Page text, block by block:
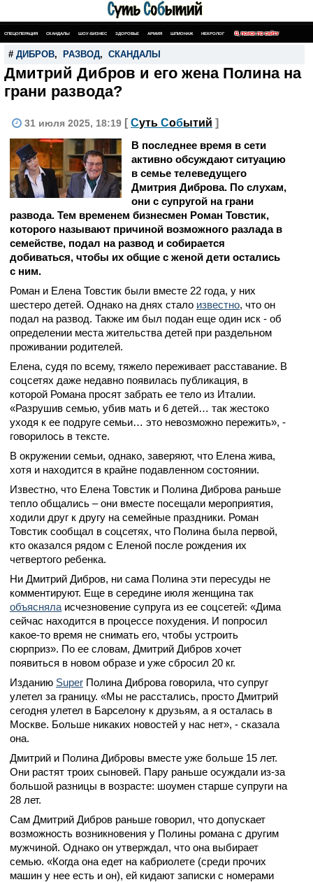
СПЕЦОПЕРАЦИЯ СКАНДАЛЫ ШОУ-БИЗНЕС ЗДОРОВЬЕ АРМИЯ ШПИОНАЖ НЕКРОЛОГ ПОИСК ПО САЙТУ
# ДИБРОВ, РАЗВОД, СКАНДАЛЫ
Дмитрий Дибров и его жена Полина на
грани развода?
31 июля 2025, 18:19 [ Суть Событий ]
В последнее время в сети
активно обсуждают ситуацию
в семье телеведущего
Дмитрия Диброва. По слухам,
они с супругой на грани
развода. Тем временем бизнесмен Роман Товстик,
которого называют причиной возможного разлада в
семействе, подал на развод и собирается
добиваться, чтобы их общие с женой дети остались
с ним.
Роман и Елена Товстик были вместе 22 года, у них
шестеро детей. Однако на днях стало известно, что он
подал на развод. Также им был подан еще один иск - об
определении места жительства детей при раздельном
проживании родителей.
Елена, судя по всему, тяжело переживает расставание. В
соцсетях даже недавно появилась публикация, в
которой Романа просят забрать ее тело из Италии.
«Разрушив семью, убив мать и 6 детей… так жестоко
уходя к ее подруге семьи… это невозможно пережить», -
говорилось в тексте.
В окружении семьи, однако, заверяют, что Елена жива,
хотя и находится в крайне подавленном состоянии.
Известно, что Елена Товстик и Полина Диброва раньше
тепло общались – они вместе посещали мероприятия,
ходили друг к другу на семейные праздники. Роман
Товстик сообщал в соцсетях, что Полина была первой,
кто оказался рядом с Еленой после рождения их
четвертого ребенка.
Ни Дмитрий Дибров, ни сама Полина эти пересуды не
комментируют. Еще в середине июля женщина так
объясняла исчезновение супруга из ее соцсетей: «Дима
сейчас находится в процессе похудения. И попросил
какое-то время не снимать его, чтобы устроить
сюрприз». По ее словам, Дмитрий Дибров хочет
появиться в новом образе и уже сбросил 20 кг.
Изданию Super Полина Диброва говорила, что супруг
улетел за границу. «Мы не расстались, просто Дмитрий
сегодня улетел в Барселону к друзьям, а я осталась в
Москве. Больше никаких новостей у нас нет», - сказала
она.
Дмитрий и Полина Дибровы вместе уже больше 15 лет.
Они растят троих сыновей. Пару раньше осуждали из-за
большой разницы в возрасте: шоумен старше супруги на
28 лет.
Сам Дмитрий Дибров раньше говорил, что допускает
возможность возникновения у Полины романа с другим
мужчиной. Однако он утверждал, что она выбирает
семью. «Когда она едет на кабриолете (среди прочих
машин у нее есть и он), ей кидают записки с номерами